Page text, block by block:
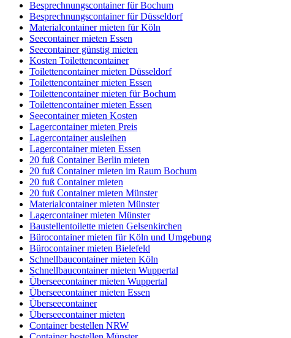
Besprechnungscontainer für Bochum
Besprechnungscontainer für Düsseldorf
Materialcontainer mieten für Köln
Seecontainer mieten Essen
Seecontainer günstig mieten
Kosten Toilettencontainer
Toilettencontainer mieten Düsseldorf
Toilettencontainer mieten Essen
Toilettencontainer mieten für Bochum
Toilettencontainer mieten Essen
Seecontainer mieten Kosten
Lagercontainer mieten Preis
Lagercontainer ausleihen
Lagercontainer mieten Essen
20 fuß Container Berlin mieten
20 fuß Container mieten im Raum Bochum
20 fuß Container mieten
20 fuß Container mieten Münster
Materialcontainer mieten Münster
Lagercontainer mieten Münster
Baustellentoilette mieten Gelsenkirchen
Bürocontainer mieten für Köln und Umgebung
Bürocontainer mieten Bielefeld
Schnellbaucontainer mieten Köln
Schnellbaucontainer mieten Wuppertal
Überseecontainer mieten Wuppertal
Überseecontainer mieten Essen
Überseecontainer
Überseecontainer mieten
Container bestellen NRW